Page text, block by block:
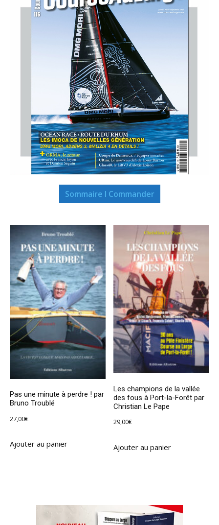
Sommaire I Commander
Pas une minute à perdre ! par
Bruno Troublé
27,00€
Ajouter au panier
Les champions de la vallée
des fous à Port-la-Forêt par
Christian Le Pape
29,00€
Ajouter au panier